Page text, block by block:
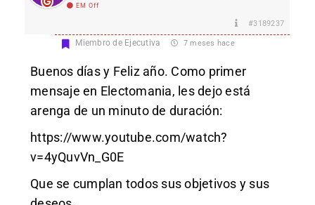
EM Off
#3189237
Miembro de Ejecutiva 7 meses hace
Buenos días y Feliz año. Como primer
mensaje en Electomania, les dejo está
arenga de un minuto de duración:
https://www.youtube.com/watch?
v=4yQuvVn_G0E
Que se cumplan todos sus objetivos y sus